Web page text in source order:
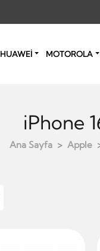
HUAWEİ MOTOROLA
iPhone
Ana Sayfa Apple